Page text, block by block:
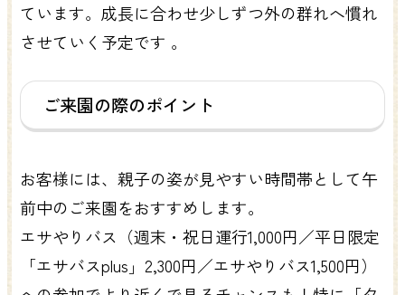
ています。成長に合わせ少しずつ外の群れへ慣れ
させていく予定です 。
ご来園の際のポイント
お客様には、親子の姿が見やすい時間帯として午
前中のご来園をおすすめします。
エサやりバス（週末・祝日運行1,000円／平日限定
「エサバスplus」2,300円／エサやりバス1,500円）